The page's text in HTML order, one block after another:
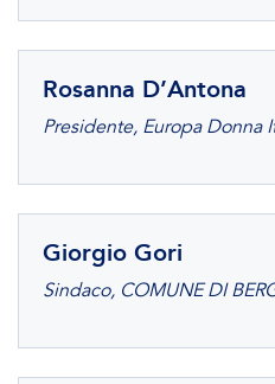
Rosanna D’Antona
Presidente, Europa Donna
Giorgio Gori
Sindaco, COMUNE DI